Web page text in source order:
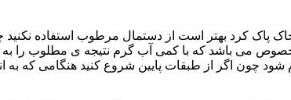
و خاک پاک کرد بهتر است از دستمال مرطوب استفاده
می باشد که با کمی آب گرم نتیجه ی مطلوب را
شود چون اگر از طبقات پایین شروع کنید هنگامی